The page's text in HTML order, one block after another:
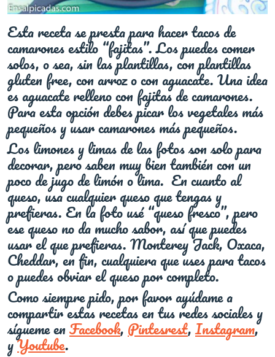
Esta receta se presta para hacer tacos de
camarones estilo “fajitas”. Los puedes comer
solos, o sea, sin las plantillas, con plantillas
gluten free, con arroz o con aguacate. Una idea
es aguacate relleno con fajitas de camarones.
Para esta opción debes picar los vegetales más
pequeños y usar camarones más pequeños.
Los limones y limas de las fotos son solo para
decorar, pero saben muy bien también con un
poco de jugo de limón o lima. En cuanto al
queso, usa cualquier queso que tengas y
prefieras. En la foto usé “queso fresco”, pero
ese queso no da mucho sabor, así que puedes
usar el que prefieras. Monterey Jack, Oxaca,
Cheddar, en fin, cualquiera que uses para tacos
o puedes obviar el queso por completo.
Como siempre pido, por favor ayúdame a
compartir estas recetas en tus redes sociales y
sígueme enFacebook, Pintesrest,Instagram,
yYoutube.